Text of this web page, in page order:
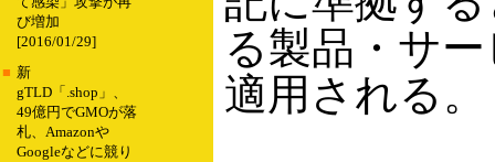
び増加
[2016/01/29]
■ 新
gTLD「.shop」、
49億円でGMOが落
札、Amazonや
Googleなどに競り
る製品・サ
適用される。